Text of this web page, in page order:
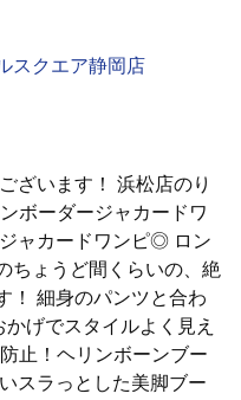
スクエア静岡店
ざいます！ 浜松店のり
ボーダージャカードワ
ャカードワンピ◎ ロン
ちょうど間くらいの、絶
！ 細身のパンツと合わ
げでスタイルよく見え
止！ヘリンボーンブー
スラっとした美脚ブー